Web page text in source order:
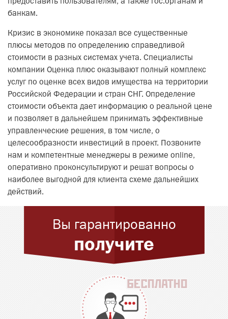
предоставить пользователям, а также гос.органам и
банкам.
Кризис в экономике показал все существенные
плюсы методов по определению справедливой
стоимости в разных системах учета. Специалисты
компании Оценка плюс оказывают полный комплекс
услуг по оценке всех видов имущества на территории
Российской Федерации и стран СНГ. Определение
стоимости объекта дает информацию о реальной цене
и позволяет в дальнейшем принимать эффективные
управленческие решения, в том числе, о
целесообразности инвестиций в проект. Позвоните
нам и компетентные менеджеры в режиме online,
оперативно проконсультируют и решат вопросы о
наиболее выгодной для клиента схеме дальнейших
действий.
Вы гарантированно
получите